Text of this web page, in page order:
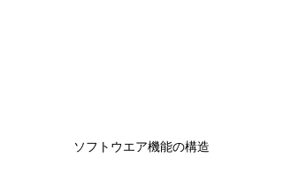
ソフトウエア機能の構造